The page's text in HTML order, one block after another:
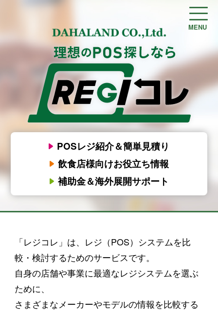
MENU
POSレジ紹介＆簡単見積り
飲食店様向けお役立ち情報
補助金＆海外展開サポート
「レジコレ」は、レジ（POS）システムを比
較・検討するためのサービスです。
自身の店舗や事業に最適なレジシステムを選ぶ
ために、
さまざまなメーカーやモデルの情報を比較する